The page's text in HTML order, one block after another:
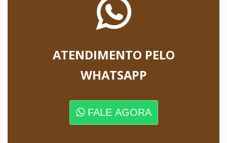
ATENDIMENTO PELO
WHATSAPP
FALE AGORA